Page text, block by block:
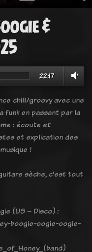
&
22:17
chill/groovy avec une
funk en passant par la
: écoute et
et explication des
!
sèche, c'est tout
(US – Disco) :
boogie-oogie-oogie-